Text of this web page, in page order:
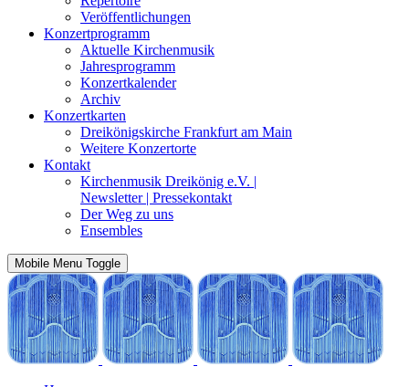
Veröffentlichungen
Konzertprogramm
Aktuelle Kirchenmusik
Jahresprogramm
Konzertkalender
Archiv
Konzertkarten
Dreikönigskirche Frankfurt am Main
Weitere Konzertorte
Kontakt
Kirchenmusik Dreikönig e.V. |
Newsletter | Pressekontakt
Der Weg zu uns
Ensembles
Mobile Menu Toggle